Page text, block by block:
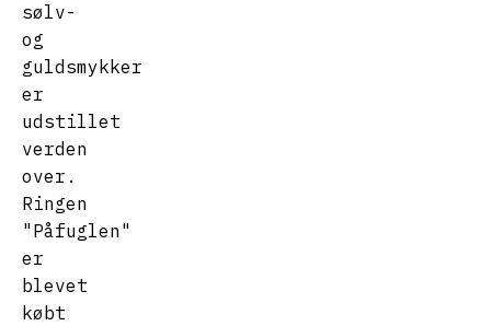
sølv-
og
guldsmykker
er
udstillet
verden
over.
Ringen
"Påfuglen"
er
blevet
købt